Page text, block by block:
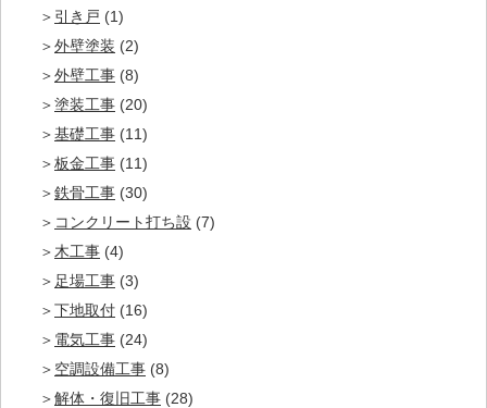
引き戸 (1)
外壁塗装 (2)
外壁工事 (8)
塗装工事 (20)
基礎工事 (11)
板金工事 (11)
鉄骨工事 (30)
コンクリート打ち設 (7)
木工事 (4)
足場工事 (3)
下地取付 (16)
電気工事 (24)
空調設備工事 (8)
解体・復旧工事 (28)